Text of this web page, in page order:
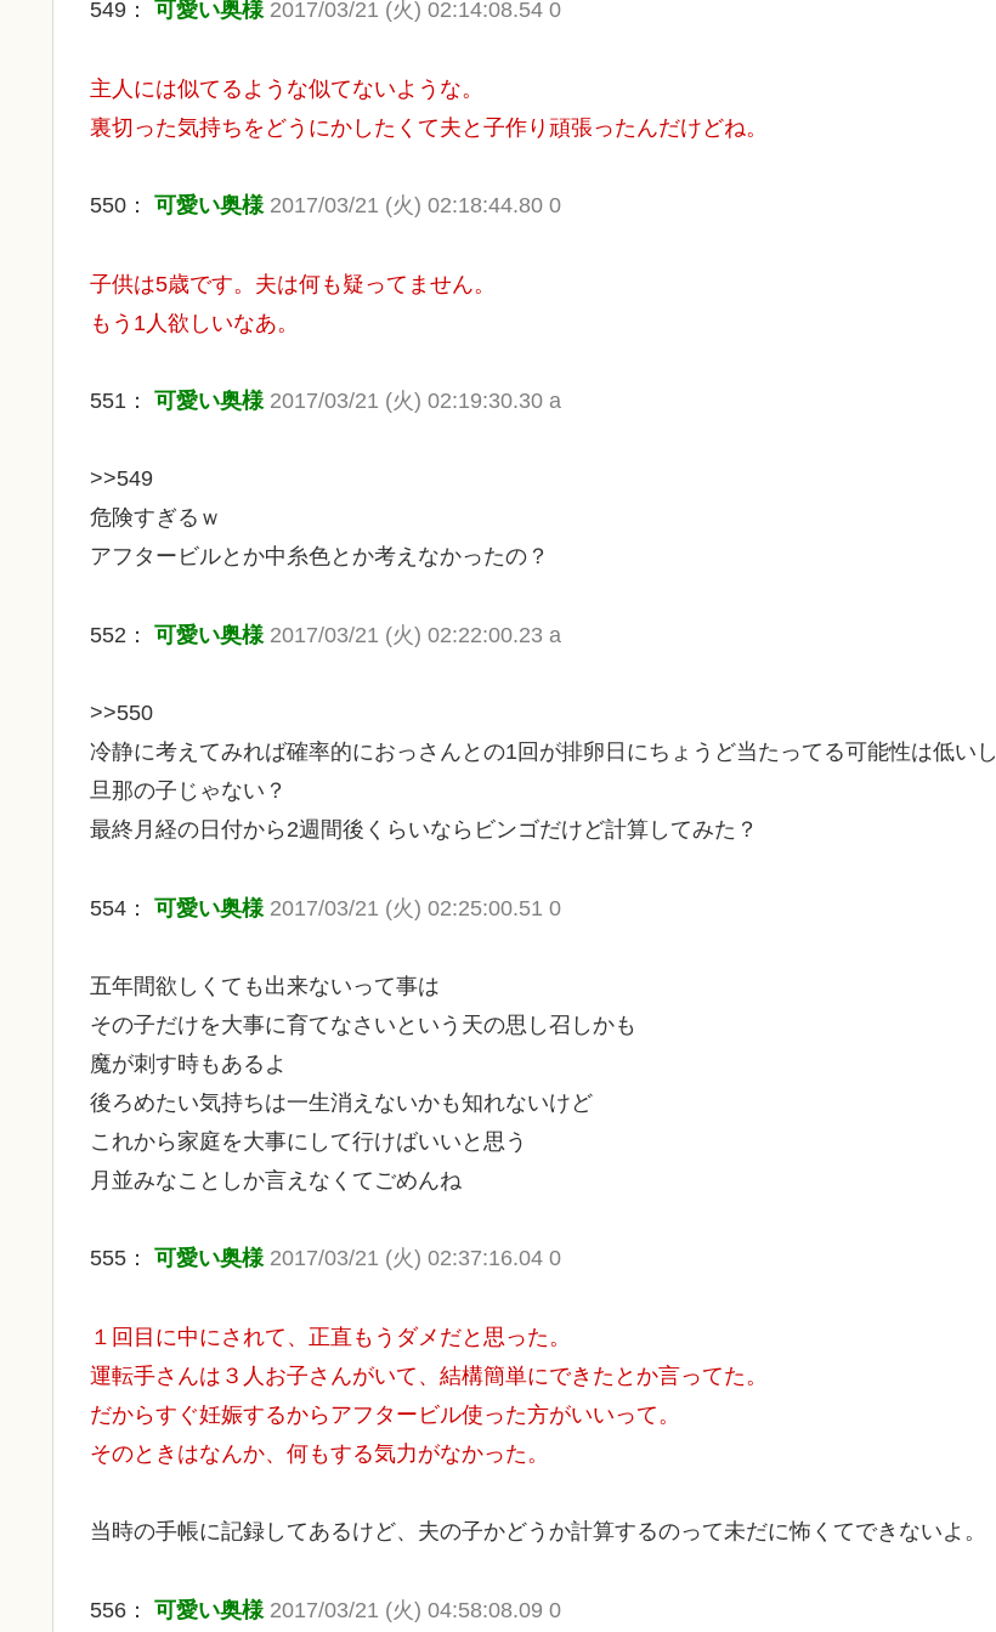
549： 可愛い奥様 2017/03/21 (火) 02:14:08.54 0
主人には似てるような似てないような。
裏切った気持ちをどうにかしたくて夫と子作り頑張ったんだけどね。
550： 可愛い奥様 2017/03/21 (火) 02:18:44.80 0
子供は5歳です。夫は何も疑ってません。
もう1人欲しいなあ。
551： 可愛い奥様 2017/03/21 (火) 02:19:30.30 a
>>549
危険すぎるｗ
アフタービルとか中糸色とか考えなかったの？
552： 可愛い奥様 2017/03/21 (火) 02:22:00.23 a
>>550
冷静に考えてみれば確率的におっさんとの1回が排卵日にちょうど当たってる可能性は低いし
旦那の子じゃない？
最終月経の日付から2週間後くらいならビンゴだけど計算してみた？
554： 可愛い奥様 2017/03/21 (火) 02:25:00.51 0
五年間欲しくても出来ないって事は
その子だけを大事に育てなさいという天の思し召しかも
魔が刺す時もあるよ
後ろめたい気持ちは一生消えないかも知れないけど
これから家庭を大事にして行けばいいと思う
月並みなことしか言えなくてごめんね
555： 可愛い奥様 2017/03/21 (火) 02:37:16.04 0
１回目に中にされて、正直もうダメだと思った。
運転手さんは３人お子さんがいて、結構簡単にできたとか言ってた。
だからすぐ妊娠するからアフタービル使った方がいいって。
そのときはなんか、何もする気力がなかった。
当時の手帳に記録してあるけど、夫の子かどうか計算するのって未だに怖くてできないよ。
556： 可愛い奥様 2017/03/21 (火) 04:58:08.09 0